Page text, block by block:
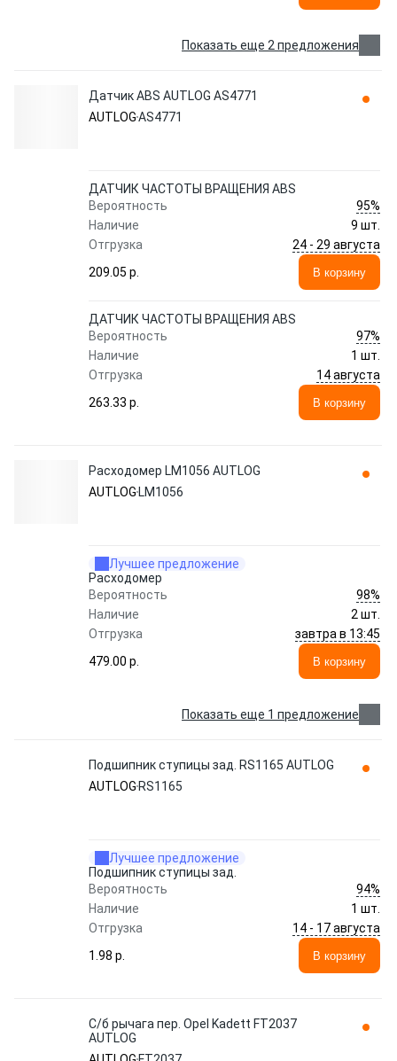
Показать еще 2 предложения
Датчик ABS AUTLOG AS4771
AUTLOGAS4771
ДАТЧИК ЧАСТОТЫ ВРАЩЕНИЯ ABS
Вероятность
95%
Наличие
9 шт.
Отгрузка
24 - 29 августа
209.05 p.
В корзину
ДАТЧИК ЧАСТОТЫ ВРАЩЕНИЯ ABS
Вероятность
97%
Наличие
1 шт.
Отгрузка
14 августа
263.33 p.
В корзину
Расходомер LM1056 AUTLOG
AUTLOG LM1056
Лучшее предложение
Расходомер
Вероятность
98%
Наличие
2 шт.
Отгрузка
завтра в 13:45
479.00 p.
В корзину
Показать еще 1 предложение
Подшипник ступицы зад. RS1165 AUTLOG
AUTLOG RS1165
Лучшее предложение
Подшипник ступицы зад.
Вероятность
94%
Наличие
1 шт.
Отгрузка
14 - 17 августа
1.98 p.
В корзину
С/б рычага пер. Opel Kadett FT2037
AUTLOG